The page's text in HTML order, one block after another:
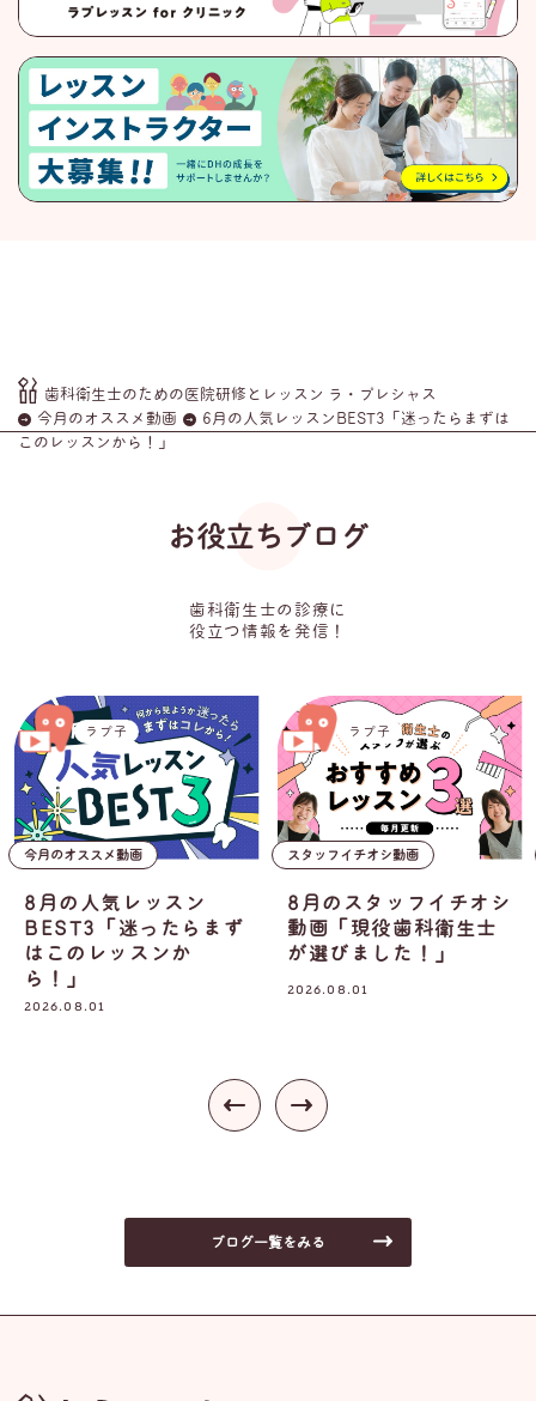
歯科衛生士のための医院研修とレッスン ラ・プレシャス
今月のオススメ動画
6月の人気レッスンBEST3「迷ったらまずは
このレッスンから！」
お役立ちブログ
歯科衛生士の診療に
役立つ情報を発信！
ラプ子
スタッフイチオシ動画
8月のスタッフイチオシ
動画「現役歯科衛生士
が選びました！」
2026.08.01
山下奈々美
コラム
ブラケット矯正中の患
者さんのケア、どうし
ていますか？
2026.07.30
ブログ一覧をみる